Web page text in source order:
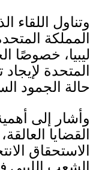
وتناول اللقاء
المملكة
ليبيا، خصوصًا
المتحدة
حالة الجمود
وأشار إلى
القضايا
الاستحقاق